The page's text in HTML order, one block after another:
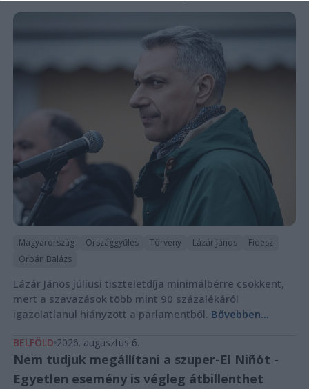
Magyarország Országgyűlés Törvény Lázár János
Fidesz
Orbán Balázs
Lázár János júliusi tiszteletdíja minimálbérre csökkent,
mert a szavazások több mint 90 százalékáról
igazolatlanul hiányzott a parlamentből. Bővebben...
BELFÖLD 2026. augusztus 6.
Nem tudjuk megállítani a szuper-El Niñót -
Egyetlen esemény is végleg átbillenthet